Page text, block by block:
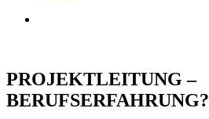
PROJEKTLEITUNG –
BERUFSERFAHRUNG?